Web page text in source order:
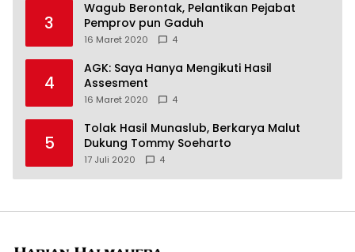
3
Wagub Berontak, Pelantikan Pejabat
Pemprov pun Gaduh
16 Maret 2020 4
4
AGK: Saya Hanya Mengikuti Hasil
Assesment
16 Maret 2020 4
5
Tolak Hasil Munaslub, Berkarya Malut
Dukung Tommy Soeharto
17 Juli 2020 4